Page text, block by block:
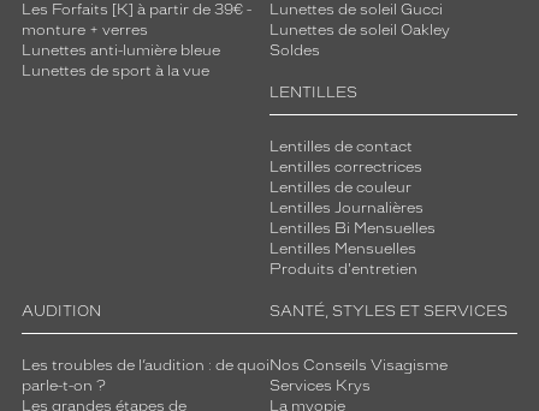
Les Forfaits [K] à partir de 39€ -
monture + verres
Lunettes anti-lumière bleue
Lunettes de sport à la vue
Lunettes de soleil Gucci
Lunettes de soleil Oakley
Soldes
LENTILLES
Lentilles de contact
Lentilles correctrices
Lentilles de couleur
Lentilles Journalières
Lentilles Bi Mensuelles
Lentilles Mensuelles
Produits d'entretien
AUDITION
Les troubles de l’audition : de quoi
parle-t-on ?
Les grandes étapes de
SANTÉ, STYLES ET SERVICES
Nos Conseils Visagisme
Services Krys
La myopie